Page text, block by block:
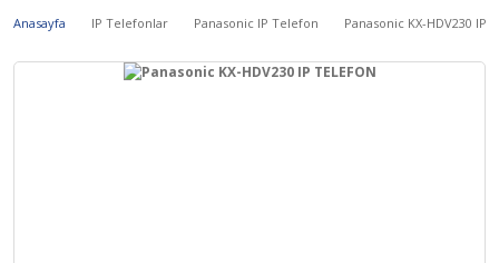
Anasayfa IP Telefonlar Panasonic IP Telefon Panasonic KX-HDV230 IP